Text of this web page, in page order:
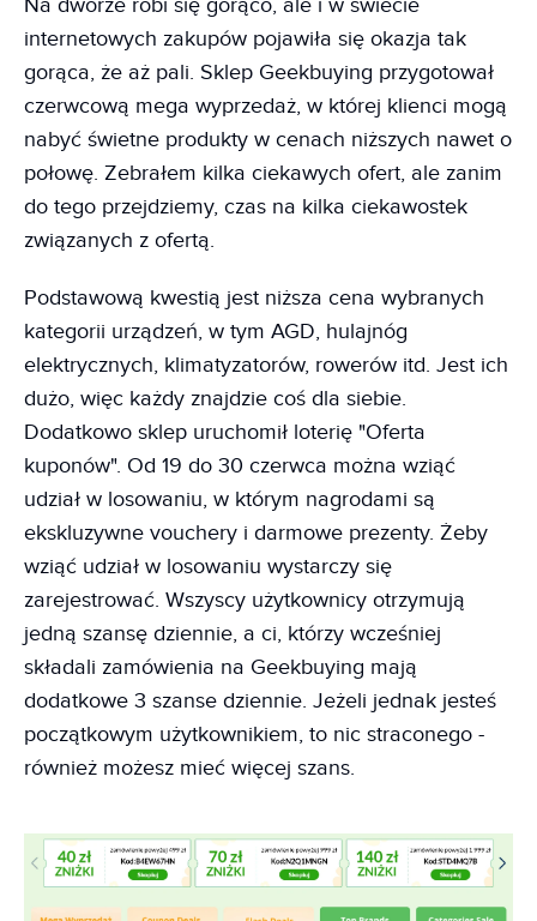
internetowych zakupów pojawiła się okazja tak
gorąca, że aż pali. Sklep Geekbuying przygotował
czerwcową mega wyprzedaż, w której klienci mogą
nabyć świetne produkty w cenach niższych nawet o
połowę. Zebrałem kilka ciekawych ofert, ale zanim
do tego przejdziemy, czas na kilka ciekawostek
związanych z ofertą.
Podstawową kwestią jest niższa cena wybranych
kategorii urządzeń, w tym AGD, hulajnóg
elektrycznych, klimatyzatorów, rowerów itd. Jest ich
dużo, więc każdy znajdzie coś dla siebie.
Dodatkowo sklep uruchomił loterię "Oferta
kuponów". Od 19 do 30 czerwca można wziąć
udział w losowaniu, w którym nagrodami są
ekskluzywne vouchery i darmowe prezenty. Żeby
wziąć udział w losowaniu wystarczy się
zarejestrować. Wszyscy użytkownicy otrzymują
jedną szansę dziennie, a ci, którzy wcześniej
składali zamówienia na Geekbuying mają
dodatkowe 3 szanse dziennie. Jeżeli jednak jesteś
początkowym użytkownikiem, to nic straconego -
również możesz mieć więcej szans.